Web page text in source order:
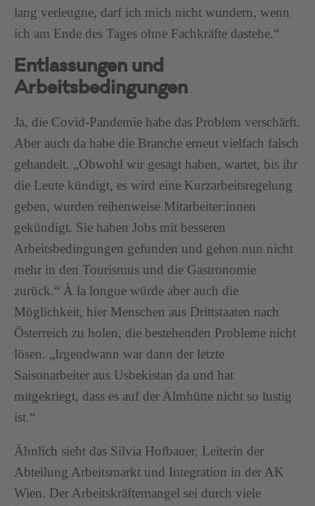
lang verleugne, darf ich mich nicht wundern, wenn
ich am Ende des Tages ohne Fachkräfte dastehe.“
Entlassungen und
Arbeitsbedingungen
Ja, die Covid-Pandemie habe das Problem verschärft.
Aber auch da habe die Branche erneut vielfach falsch
gehandelt. „Obwohl wir gesagt haben, wartet, bis ihr
die Leute kündigt, es wird eine Kurzarbeitsregelung
geben, wurden reihenweise Mitarbeiter:innen
gekündigt. Sie haben Jobs mit besseren
Arbeitsbedingungen gefunden und gehen nun nicht
mehr in den Tourismus und die Gastronomie
zurück.“ À la longue würde aber auch die
Möglichkeit, hier Menschen aus Drittstaaten nach
Österreich zu holen, die bestehenden Probleme nicht
lösen. „Irgendwann war dann der letzte
Saisonarbeiter aus Usbekistan da und hat
mitgekriegt, dass es auf der Almhütte nicht so lustig
ist.“
Ähnlich sieht das Silvia Hofbauer, Leiterin der
Abteilung Arbeitsmarkt und Integration in der AK
Wien. Der Arbeitskräftemangel sei durch viele